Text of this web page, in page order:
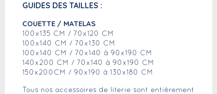
GUIDES DES TAILLES :
COUETTE / MATELAS
100x135 CM / 70x120 CM
100x140 CM / 70x130 CM
100x140 CM / 70x140 à 90x190 CM
140x200 CM / 70x140 à 90x190 CM
150x200CM / 90x190 à 130x180 CM
Tous nos accessoires de literie sont entièrement